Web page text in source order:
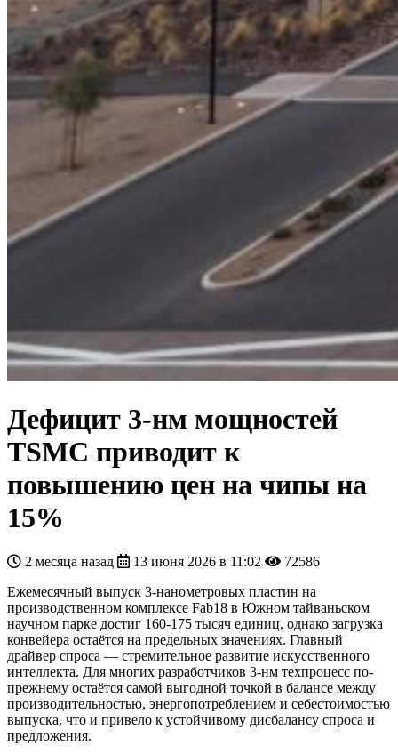
Дефицит 3-нм мощностей
TSMC приводит к
повышению цен на чипы на
15%
2 месяца назад 13 июня 2026 в 11:02
72586
Ежемесячный выпуск 3-нанометровых пластин на
производственном комплексе Fab18 в Южном тайваньском
научном парке достиг 160-175 тысяч единиц, однако загрузка
конвейера остаётся на предельных значениях. Главный
драйвер спроса — стремительное развитие искусственного
интеллекта. Для многих разработчиков 3-нм техпроцесс по-
прежнему остаётся самой выгодной точкой в балансе между
производительностью, энергопотреблением и себестоимостью
выпуска, что и привело к устойчивому дисбалансу спроса и
предложения.